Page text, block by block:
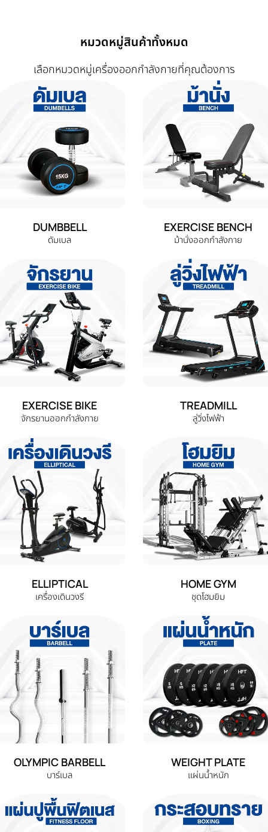
หมวดหมู่สินค้าทั้งหมด
เลือกหมวดหมู่เครื่องออกกำลังกายที่คุณต้องการ
DUMBBELL
ดัมเบล
EXERCISE BENCH
ม้านั่งออกกำลังกาย
EXERCISE BIKE
จักรยานออกกำลังกาย
TREADMILL
ลู่วิ่งไฟฟ้า
ELLIPTICAL
เครื่องเดินวงรี
HOME GYM
ชุดโฮมยิม
OLYMPIC BARBELL
บาร์เบล
WEIGHT PLATE
แผ่นน้ำหนัก